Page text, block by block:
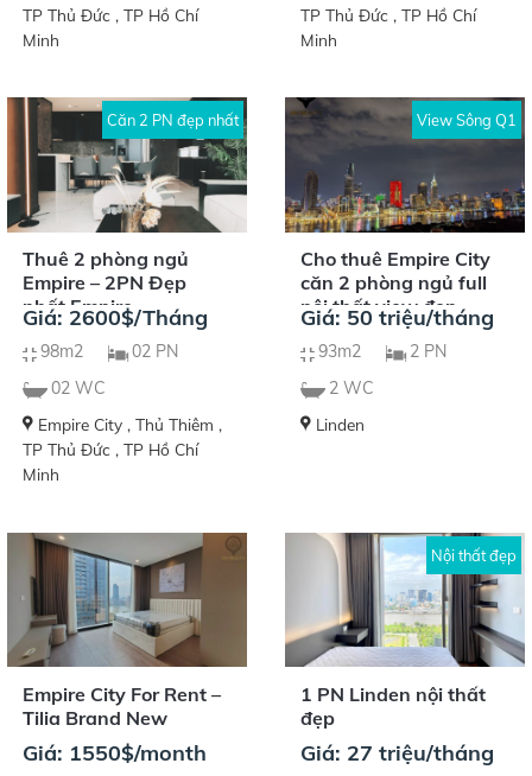
TP Thủ Đức , TP Hồ Chí
Minh
TP Thủ Đức , TP Hồ Chí
Minh
Căn 2 PN đẹp nhất
Thuê 2 phòng ngủ
Empire – 2PN Đẹp
nhất Empire
Giá: 2600$/Tháng
98m2
02 PN
02 WC
Empire City , Thủ Thiêm ,
TP Thủ Đức , TP Hồ Chí
Minh
View Sông Q1
Cho thuê Empire City
căn 2 phòng ngủ full
nội thất view đẹp
Giá: 50 triệu/tháng
93m2
2 PN
2 WC
Linden
Empire City For Rent –
Tilia Brand New
Giá: 1550$/month
Nội thất đẹp
1 PN Linden nội thất
đẹp
Giá: 27 triệu/tháng